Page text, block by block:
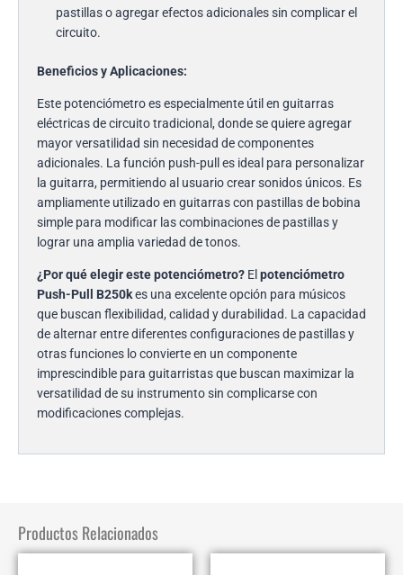
pastillas o agregar efectos adicionales sin complicar el
circuito.
Beneficios y Aplicaciones:
Este potenciómetro es especialmente útil en guitarras
eléctricas de circuito tradicional, donde se quiere agregar
mayor versatilidad sin necesidad de componentes
adicionales. La función push-pull es ideal para personalizar
la guitarra, permitiendo al usuario crear sonidos únicos. Es
ampliamente utilizado en guitarras con pastillas de bobina
simple para modificar las combinaciones de pastillas y
lograr una amplia variedad de tonos.
¿Por qué elegir este potenciómetro? El potenciómetro
Push-Pull B250kes una excelente opción para músicos
que buscan flexibilidad, calidad y durabilidad. La capacidad
de alternar entre diferentes configuraciones de pastillas y
otras funciones lo convierte en un componente
imprescindible para guitarristas que buscan maximizar la
versatilidad de su instrumento sin complicarse con
modificaciones complejas.
Productos Relacionados